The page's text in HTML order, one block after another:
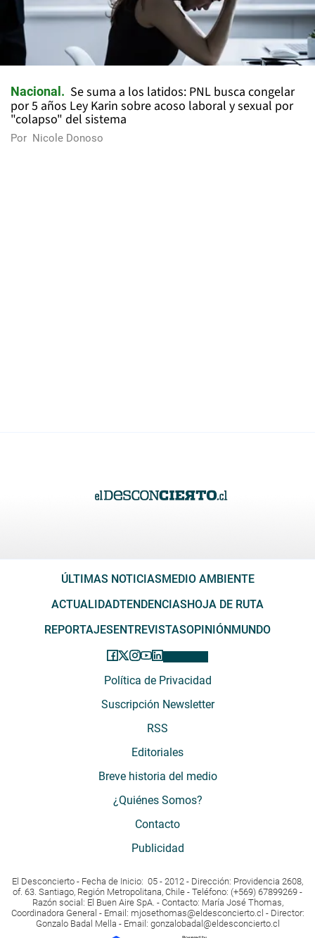
Nacional
Se suma a los latidos: PNL busca congelar
por 5 años Ley Karin sobre acoso laboral y sexual por
"colapso" del sistema
Por Nicole Donoso
ÚLTIMAS NOTICIAS MEDIO AMBIENTE
ACTUALIDADTENDENCIAS HOJA DE RUTA
REPORTAJES ENTREVISTASOPINIÓN MUNDO
Política de Privacidad
Suscripción Newsletter
RSS
Editoriales
Breve historia del medio
¿Quiénes Somos?
Contacto
Publicidad
El Desconcierto - Fecha de Inicio: 05 - 2012 - Dirección: Providencia 2608,
of. 63. Santiago, Región Metropolitana, Chile - Teléfono: (+569) 67899269 -
Razón social: El Buen Aire SpA. - Contacto: María José Thomas,
Coordinadora General - Email: mjosethomas@eldesconcierto.cl - Director:
Gonzalo Badal Mella - Email: gonzalobadal@eldesconcierto.cl